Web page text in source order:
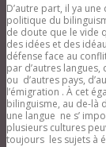
D’autre part, il ya
politique du
de doute que le vide
des idées et des
défense face au
par d’autres
ou d’autres pays,
l’émigration . À cet
bilinguisme, au de-là
une langue ne s’
plusieurs cultures
toujours les sujets à